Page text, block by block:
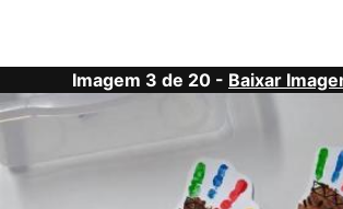
Imagem 3 de 20 - Baixar